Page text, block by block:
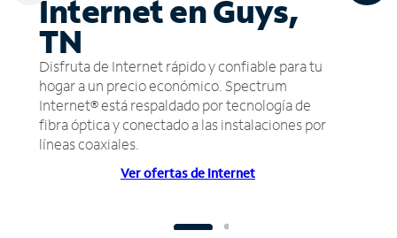
Internet en Guys,
TN
Disfruta de Internet rápido y confiable para tu
hogar a un precio económico. Spectrum
Internet® está respaldado por tecnología de
fibra óptica y conectado a las instalaciones por
líneas coaxiales.
Ver ofertas de Internet